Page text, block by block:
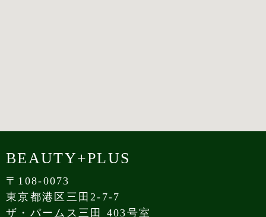
BEAUTY+PLUS
〒108-0073
東京都港区三田2-7-7
ザ・パームス三田 403号室